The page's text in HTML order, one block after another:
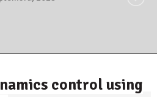
control using